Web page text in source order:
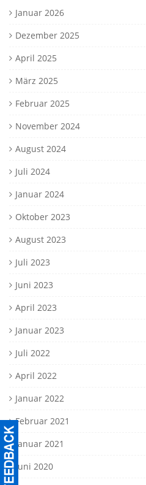
Januar 2026
Dezember 2025
April 2025
März 2025
Februar 2025
November 2024
August 2024
Juli 2024
Januar 2024
Oktober 2023
August 2023
Juli 2023
Juni 2023
April 2023
Januar 2023
Juli 2022
April 2022
Januar 2022
Februar 2021
Januar 2021
Juni 2020